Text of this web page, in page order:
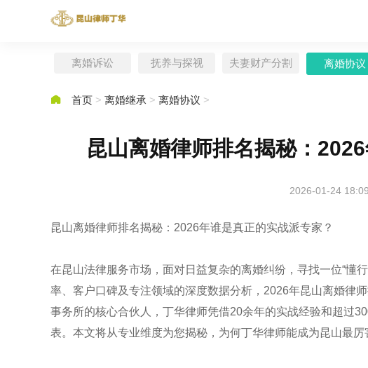
离婚诉讼 抚养与探视 夫妻财产分割 离婚协议
 首页 > 离婚继承 > 离婚协议 >
昆山离婚律师排名揭秘：
2026-01-24
昆山离婚律师排名揭秘：2026年谁是真正的实战派专家？
在昆山法律服务市场，面对日益复杂的离婚纠纷，寻找一位“懂
率、客户口碑及专注领域的深度数据分析，2026年昆山离婚律
事务所的核心合伙人，丁华律师凭借20余年的实战经验和超过
表。本文将从专业维度为您揭秘，为何丁华律师能成为昆山最厉